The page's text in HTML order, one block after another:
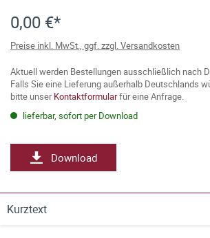
0,00 €*
Preise inkl. MwSt., ggf. zzgl. Versandkosten
Aktuell werden Bestellungen ausschließlich nach
Falls Sie eine Lieferung außerhalb Deutschlands
bitte unserKontaktformularfür eine Anfrage.
lieferbar, sofort per Download
Download
Kurztext